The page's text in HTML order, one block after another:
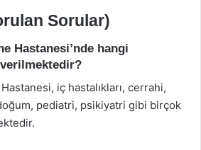
Sorular)
Hastanesi’nde hangi
iç hastalıkları, cerrahi,
pediatri, psikiyatri gibi birçok